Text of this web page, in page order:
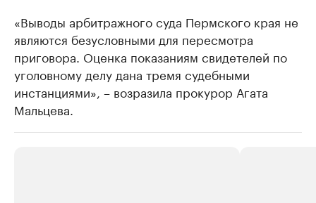
«Выводы арбитражного суда Пермского края не
являются безусловными для пересмотра
приговора. Оценка показаниям свидетелей по
уголовному делу дана тремя судебными
инстанциями», – возразила прокурор Агата
Мальцева.